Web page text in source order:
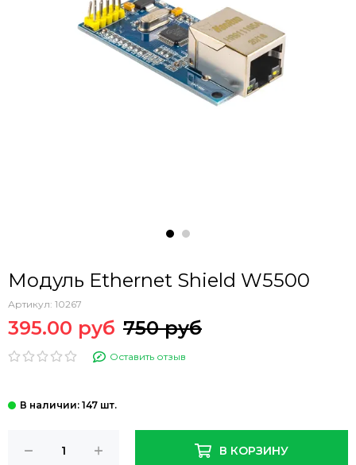
Модуль Ethernet Shield W5500
Артикул: 10267
395.00 руб 750 руб
Оставить отзыв
: 147 шт.
В КОРЗИНУ